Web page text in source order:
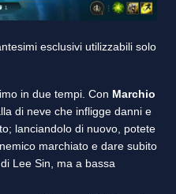
esclusivi utilizzabili solo
in due tempi. Con Marchio
di neve che infligge danni e
lanciandolo di nuovo, potete
marchiato e dare subito
Lee Sin, ma a bassa